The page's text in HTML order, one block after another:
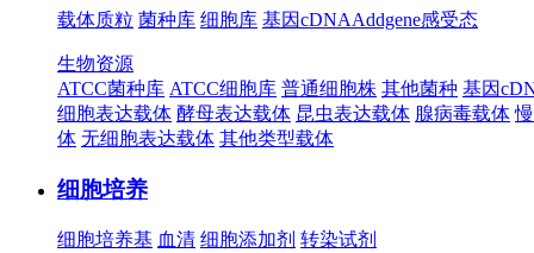
载体质粒 菌种库 细胞库 基因cDNAAddgene感受态
生物资源
ATCC菌种库 ATCC细胞库 普通细胞株 其他菌种 基因
细胞表达载体 酵母表达载体 昆虫表达载体 腺病毒载体
体 无细胞表达载体 其他类型载体
细胞培养
细胞培养基 血清 细胞添加剂 转染试剂